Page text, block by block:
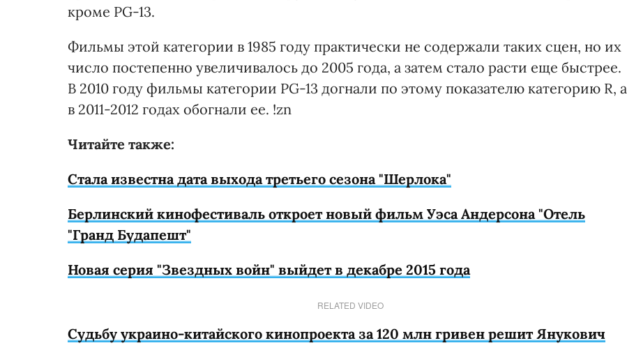
кроме PG-13.
Фильмы этой категории в 1985 году практически не содержали таких сцен, но их
число постепенно увеличивалось до 2005 года, а затем стало расти еще быстрее.
В 2010 году фильмы категории PG-13 догнали по этому показателю категорию R, а
в 2011-2012 годах обогнали ее. !zn
Читайте также:
Стала известна дата выхода третьего сезона "Шерлока"
Берлинский кинофестиваль откроет новый фильм Уэса Андерсона "Отель
"Гранд Будапешт"
Новая серия "Звездных войн" выйдет в декабре 2015 года
RELATED VIDEO
Судьбу украино-китайского кинопроекта за 120 млн гривен решит Янукович